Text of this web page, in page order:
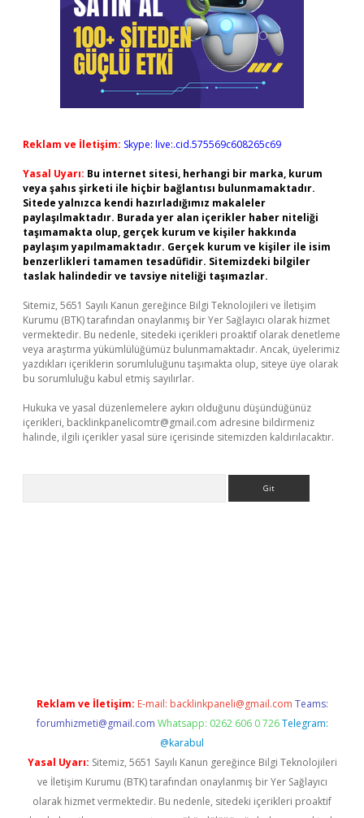
Reklam ve İletişim: Skype: live:.cid.575569c608265c69
Yasal Uyarı: Bu internet sitesi, herhangi bir marka, kurum
veya şahıs şirketi ile hiçbir bağlantısı bulunmamaktadır.
Sitede yalnızca kendi hazırladığımız makaleler
paylaşılmaktadır. Burada yer alan içerikler haber niteliği
taşımamakta olup, gerçek kurum ve kişiler hakkında
paylaşım yapılmamaktadır. Gerçek kurum ve kişiler ile isim
benzerlikleri tamamen tesadüfidir. Sitemizdeki bilgiler
taslak halindedir ve tavsiye niteliği taşımazlar.
Sitemiz, 5651 Sayılı Kanun gereğince Bilgi Teknolojileri ve İletişim
Kurumu (BTK) tarafından onaylanmış bir Yer Sağlayıcı olarak hizmet
vermektedir. Bu nedenle, sitedeki içerikleri proaktif olarak denetleme
veya araştırma yükümlülüğümüz bulunmamaktadır. Ancak, üyelerimiz
yazdıkları içeriklerin sorumluluğunu taşımakta olup, siteye üye olarak
bu sorumluluğu kabul etmiş sayılırlar.
Hukuka ve yasal düzenlemelere aykırı olduğunu düşündüğünüz
içerikleri, backlinkpanelicomtr@gmail.com adresine bildirmeniz
halinde, ilgili içerikler yasal süre içerisinde sitemizden kaldırılacaktır.
Reklam ve İletişim: E-mail: backlinkpaneli@gmail.com Teams:
forumhizmeti@gmail.com Whatsapp: 0262 606 0 726 Telegram:
@karabul
Yasal Uyarı: Sitemiz, 5651 Sayılı Kanun gereğince Bilgi Teknolojileri
ve İletişim Kurumu (BTK) tarafından onaylanmış bir Yer Sağlayıcı
olarak hizmet vermektedir. Bu nedenle, sitedeki içerikleri proaktif